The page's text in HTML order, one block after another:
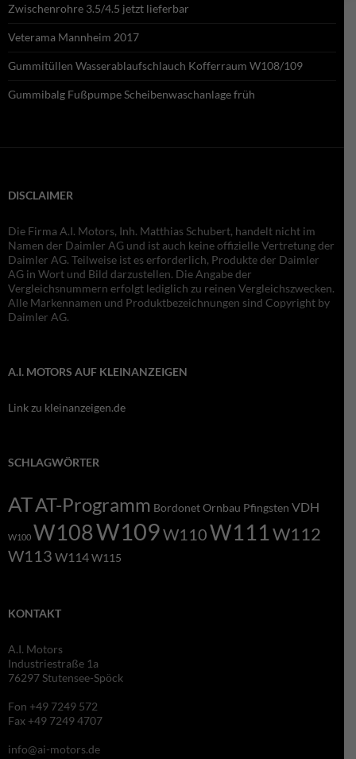
Zwischenrohre 3.5/4.5 jetzt lieferbar
Veterama Mannheim 2017
Gummitüllen Wasserablaufschlauch Kofferraum W108/109
Gummibalg Fußpumpe Scheibenwaschanlage früh
DISCLAIMER
Die Firma A.I. Motors, Inh. Matthias Schubert, handelt nicht im
Namen der Daimler AG und ist auch keine offizielle Vertretung der
Daimler AG. Teilweise ist es erforderlich, Produkte der Daimler
AG in Wort und Bild darzustellen. Die Angabe der
Vergleichsnummern erfolgt lediglich zu reinen Vergleichszwecken.
Alle Markennamen und Produktbezeichnungen sind Copyright by
Daimler AG.
A.I. MOTORS AUF KLEINANZEIGEN
Link zu kleinanzeigen.de
SCHLAGWÖRTER
ATAT-Programm BordonetOrnbau Pfingsten VDH
W100 W108W109W110W111W112
W113 W114W115
KONTAKT
A.I. Motors
Industriestraße 1a
76297 Stutensee-Spöck
Fon +49 7249 572
Fax +49 7249 4707
info@ai-motors.de